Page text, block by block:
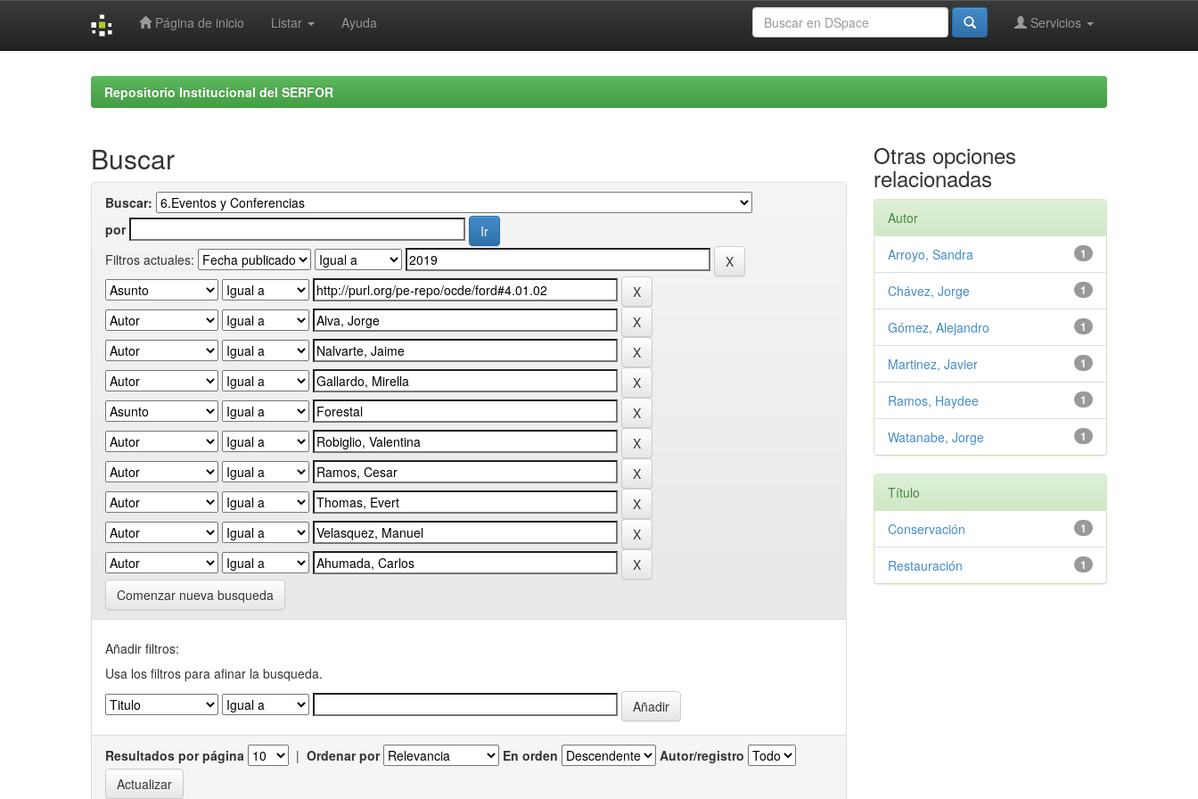
Página de inicio Listar Ayuda Servicios
Repositorio Institucional del SERFOR
Buscar
Buscar:
por
Filtros actuales:
Comenzar nueva busqueda
Añadir filtros:
Usa los filtros para afinar la busqueda.
Resultados por página | Ordenar por En orden Autor/registro
Otras opciones
relacionadas
Autor
1
Arroyo, Sandra
1
Chávez, Jorge
1
Gómez, Alejandro
1
Martinez, Javier
1
Ramos, Haydee
1
Watanabe, Jorge
Título
1
Conservación
1
Restauración